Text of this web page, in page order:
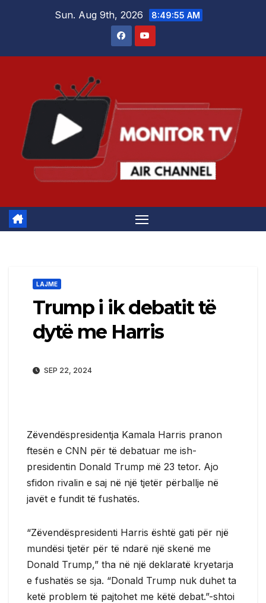
Sun. Aug 9th, 2026 8:49:55 AM
LAJME
Trump i ik debatit të
dytë me Harris
SEP 22, 2024
Zëvendëspresidentja Kamala Harris pranon
ftesën e CNN për të debatuar me ish-
presidentin Donald Trump më 23 tetor. Ajo
sfidon rivalin e saj në një tjetër përballje në
javët e fundit të fushatës.
“Zëvendëspresidenti Harris është gati për një
mundësi tjetër për të ndarë një skenë me
Donald Trump,” tha në një deklaratë kryetarja
e fushatës se sja. “Donald Trump nuk duhet ta
ketë problem të pajtohet me këtë debat.”-shtoi